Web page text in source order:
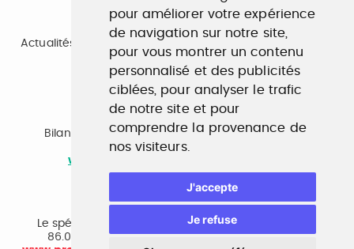
pour améliorer votre expérience
de navigation sur notre site,
pour vous montrer un contenu
personnalisé et des publicités
ciblées, pour analyser le trafic
de notre site et pour
comprendre la provenance de
nos visiteurs.
J'accepte
Je refuse
Formation
Actualités, guide et annuaire des formations aux métiers
de la culture.
www.profilculture-formation.com
Accompagnement professionnel
Bilan de compétences, coaching, techniques de
recherche d'emploi, entretien conseil.
www.profilculture-competences.com
Le spécialiste du secteur culturel, une cvthèque de
86.000 CV et réseau unique de professionnels.